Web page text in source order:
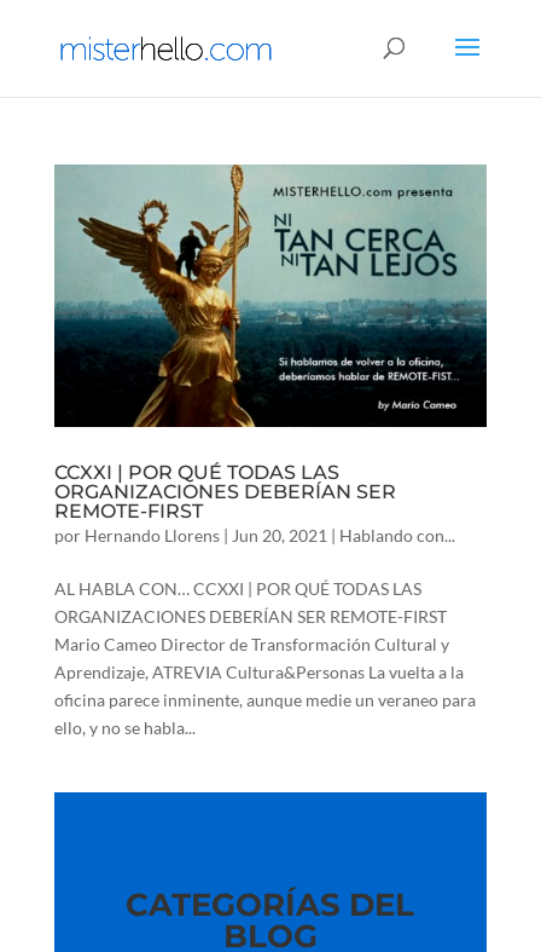
CCXXI | POR QUÉ TODAS LAS
ORGANIZACIONES DEBERÍAN SER
REMOTE-FIRST
por Hernando Llorens| Jun 20, 2021 | Hablando con...
AL HABLA CON… CCXXI | POR QUÉ TODAS LAS
ORGANIZACIONES DEBERÍAN SER REMOTE-FIRST
Mario Cameo Director de Transformación Cultural y
Aprendizaje, ATREVIA Cultura&Personas La vuelta a la
oficina parece inminente, aunque medie un veraneo para
ello, y no se habla...
CATEGORÍAS DEL
BLOG